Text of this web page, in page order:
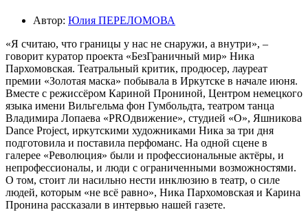
Автор: Юлия ПЕРЕЛОМОВА
«Я считаю, что границы у нас не снаружи, а внутри», –
говорит куратор проекта «БезГраничный мир» Ника
Пархомовская. Театральный критик, продюсер, лауреат
премии «Золотая маска» побывала в Иркутске в начале июня.
Вместе с режиссёром Кариной Прониной, Центром немецкого
языка имени Вильгельма фон Гумбольдта, театром танца
Владимира Лопаева «PROдвижение», студией «О», Яшникова
Dance Project, иркутскими художниками Ника за три дня
подготовила и поставила перфоманс. На одной сцене в
галерее «Революция» были и профессиональные актёры, и
непрофессионалы, и люди с ограниченными возможностями.
О том, стоит ли насильно нести инклюзию в театр, о силе
людей, которым «не всё равно», Ника Пархомовская и Карина
Пронина рассказали в интервью нашей газете.